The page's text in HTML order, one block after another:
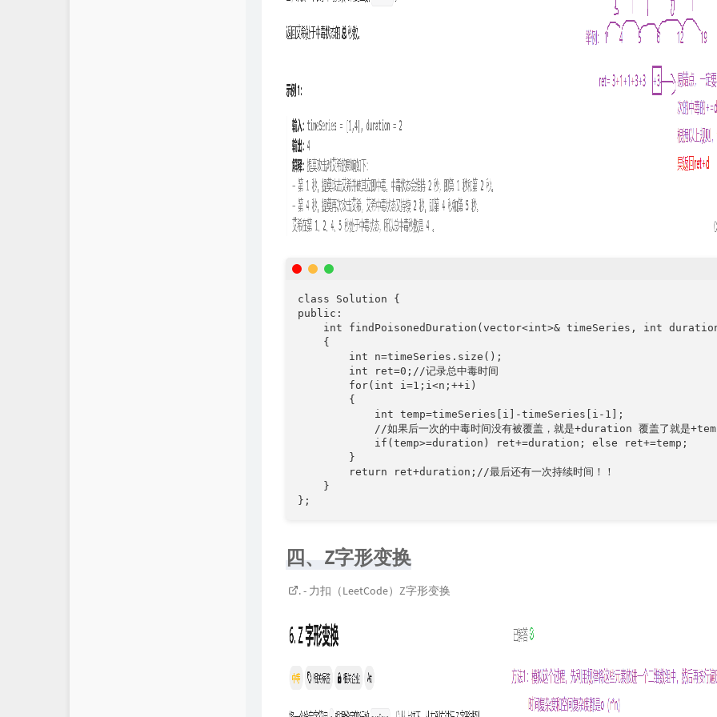
class Solution {
public:
int findPoisonedDuration(vector<int>& timeSeries, int
    {
        int n=timeSeries.size();
        int ret=0;//记录总中毒时间
        for(int i=1;i<n;++i)
        {
            int temp=timeSeries[i]-timeSeries[i-1];
//如果后一次的中毒时间没有被覆盖，就是+duration 覆盖了就是
            if(temp>=duration) ret+=duration; else ret+=temp;
        }
        return ret+duration;//最后还有一次持续时间！！
    }
};
四、Z字形变换
. - 力扣（LeetCode）Z字形变换